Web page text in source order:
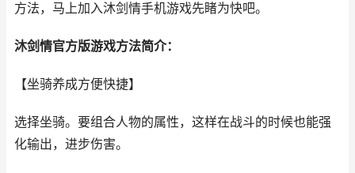
方法，马上加入沐剑情手机游戏先睹为快吧。
沐剑情官方版游戏方法简介：
【坐骑养成方便快捷】
选择坐骑。要组合人物的属性，这样在战斗的时候也能强
化输出，进步伤害。